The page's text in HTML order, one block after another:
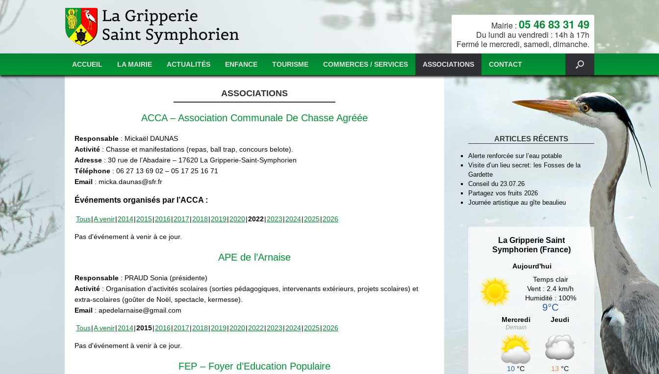
Mairie : 05 46 83 31 49
Du lundi au vendredi : 14h à 17h
Fermé le mercredi, samedi, dimanche.
ACCUEIL LA MAIRIE ACTUALITÉS ENFANCE TOURISME COMMERCES / SERVICES ASSOCIATIONS CONTACT
ASSOCIATIONS
ACCA – Association Communale De Chasse Agréée
Responsable : Mickaël DAUNAS
Activité : Chasse et manifestations (repas, ball trap, concours belote).
Adresse : 30 rue de l’Abadaire – 17620 La Gripperie-Saint-Symphorien
Téléphone : 06 27 13 69 02 – 05 17 25 16 71
Email : micka.daunas@sfr.fr
Événements organisés par l’ACCA :
Tous A venir 2014 2015 2016 2017 2018 2019 2020 2022 2023 2024 2025 2026
Pas d'événement à venir à ce jour.
APE de l’Arnaise
Responsable : PRAUD Sonia (présidente)
Activité : Organisation d’activités scolaires (sorties pédagogiques, intervenants extérieurs, projets scolaires) et
extra-scolaires (goûter de Noël, spectacle, kermesse).
Email : apedelarnaise@gmail.com
Tous A venir 2014 2015 2016 2017 2018 2019 2020 2022 2023 2024 2025 2026
Pas d'événement à venir à ce jour.
FEP – Foyer d’Education Populaire
ARTICLES RÉCENTS
Alerte renforcée sur l’eau potable
Visite d’un lieu secret: les Fosses de la
Gardette
Conseil du 23.07.26
Partagez vos fruits 2026
Journée artistique au gîte beaulieu
La Gripperie Saint
Symphorien (France)
Aujourd'hui
Temps clair
Vent : 2.4 km/h
Humidité : 100%
9°C
Mercredi
Demain
10 °C
Jeudi
13 °C